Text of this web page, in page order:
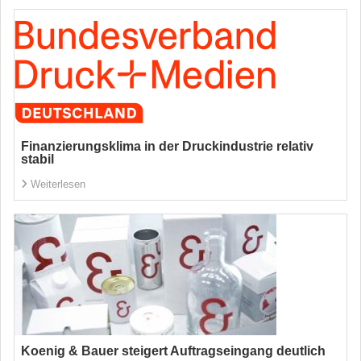
Finanzierungsklima in der Druckindustrie relativ
stabil
Weiterlesen
Koenig & Bauer steigert Auftragseingang deutlich